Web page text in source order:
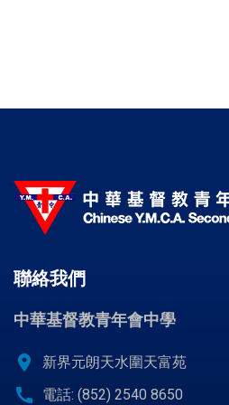
聯絡我們
中華基督教青年會中學
location_on 新界元朗天水圍天富苑
call 電話: (852) 2540 8650